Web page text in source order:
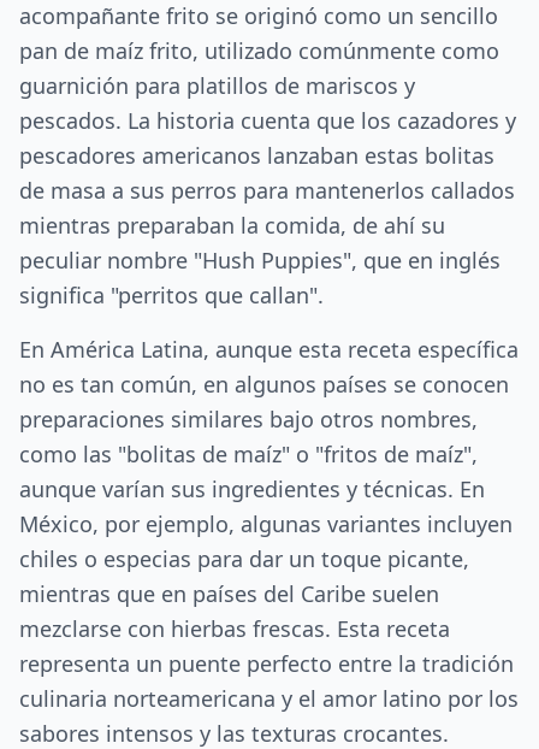
acompañante frito se originó como un sencillo
pan de maíz frito, utilizado comúnmente como
guarnición para platillos de mariscos y
pescados. La historia cuenta que los cazadores y
pescadores americanos lanzaban estas bolitas
de masa a sus perros para mantenerlos callados
mientras preparaban la comida, de ahí su
peculiar nombre "Hush Puppies", que en inglés
significa "perritos que callan".
En América Latina, aunque esta receta específica
no es tan común, en algunos países se conocen
preparaciones similares bajo otros nombres,
como las "bolitas de maíz" o "fritos de maíz",
aunque varían sus ingredientes y técnicas. En
México, por ejemplo, algunas variantes incluyen
chiles o especias para dar un toque picante,
mientras que en países del Caribe suelen
mezclarse con hierbas frescas. Esta receta
representa un puente perfecto entre la tradición
culinaria norteamericana y el amor latino por los
sabores intensos y las texturas crocantes.